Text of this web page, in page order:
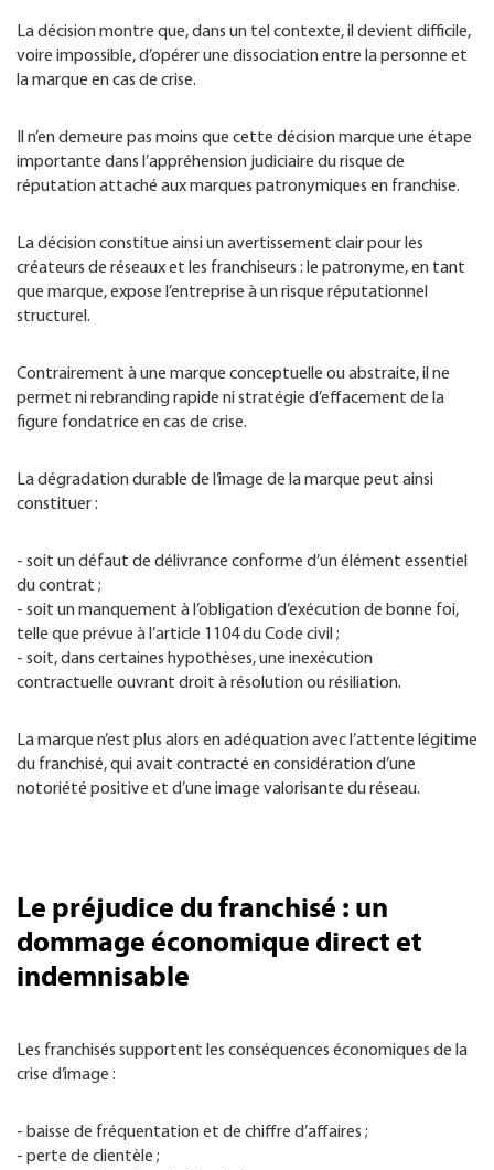
La décision montre que, dans un tel contexte, il devient difficile,
voire impossible, d’opérer une dissociation entre la personne et
la marque en cas de crise.
Il n’en demeure pas moins que cette décision marque une étape
importante dans l’appréhension judiciaire du risque de
réputation attaché aux marques patronymiques en franchise.
La décision constitue ainsi un avertissement clair pour les
créateurs de réseaux et les franchiseurs : le patronyme, en tant
que marque, expose l’entreprise à un risque réputationnel
structurel.
Contrairement à une marque conceptuelle ou abstraite, il ne
permet ni rebranding rapide ni stratégie d’effacement de la
figure fondatrice en cas de crise.
La dégradation durable de l’image de la marque peut ainsi
constituer :
- soit un défaut de délivrance conforme d’un élément essentiel
du contrat ;
- soit un manquement à l’obligation d’exécution de bonne foi,
telle que prévue à l’article 1104 du Code civil ;
- soit, dans certaines hypothèses, une inexécution
contractuelle ouvrant droit à résolution ou résiliation.
La marque n’est plus alors en adéquation avec l’attente légitime
du franchisé, qui avait contracté en considération d’une
notoriété positive et d’une image valorisante du réseau.
Le préjudice du franchisé : un
dommage économique direct et
indemnisable
Les franchisés supportent les conséquences économiques de la
crise d’image :
- baisse de fréquentation et de chiffre d’affaires ;
- perte de clientèle ;